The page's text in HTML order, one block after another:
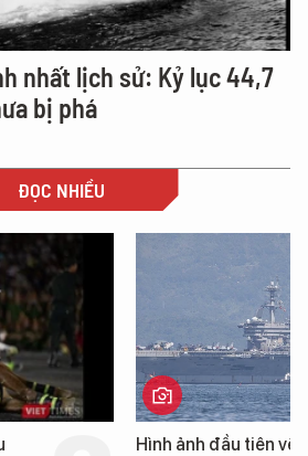
nhất lịch sử: Kỷ lục 44,7
bị phá
ĐỌC NHIỀU
Cận cảnh chiến hạm